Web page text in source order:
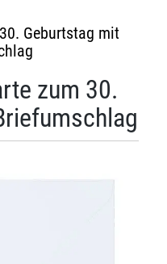
Geburtstag mit
zum 30.